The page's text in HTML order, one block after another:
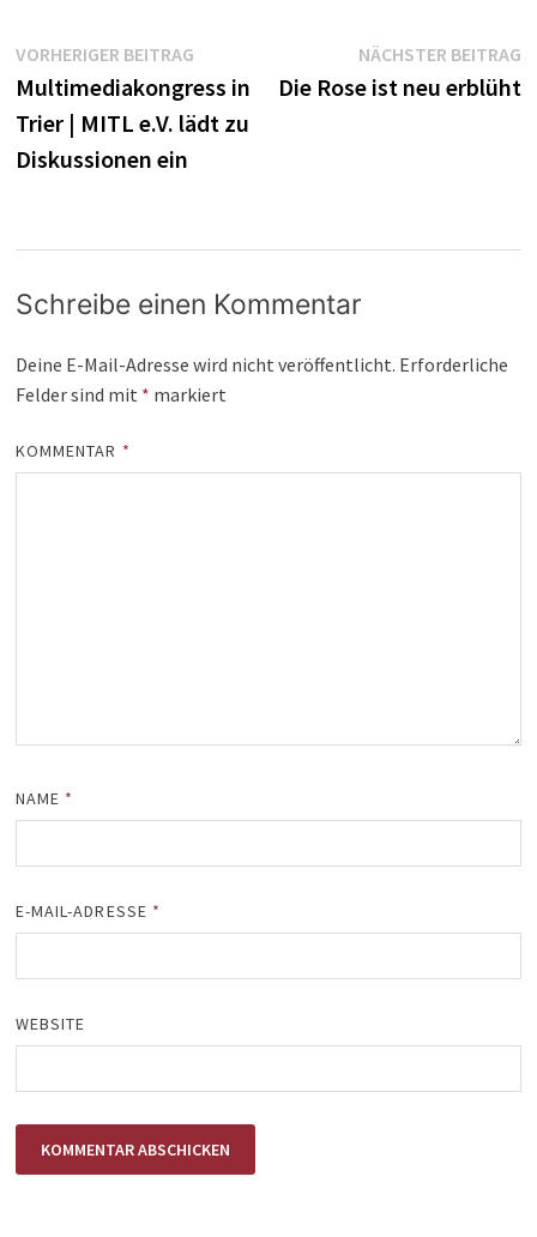
Beitragsnavigation
VORHERIGER BEITRAGVorheriger
Beitrag:
Multimediakongress in
Trier | MITL e.V. lädt zu
Diskussionen ein
NÄCHSTER BEITRAG
Die Rose ist neu erblüht
Schreibe einen Kommentar
Deine E-Mail-Adresse wird nicht veröffentlicht. Erforderliche
Felder sind mit * markiert
KOMMENTAR *
NAME *
E-MAIL-ADRESSE *
WEBSITE